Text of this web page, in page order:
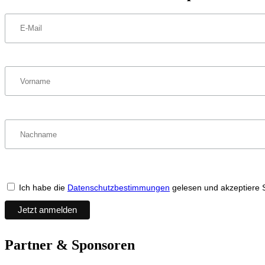
Ich habe die Datenschutzbestimmungen gelesen und akzeptiere
Partner & Sponsoren